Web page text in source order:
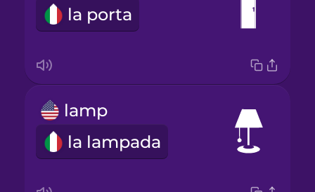
la porta
lamp
la lampada